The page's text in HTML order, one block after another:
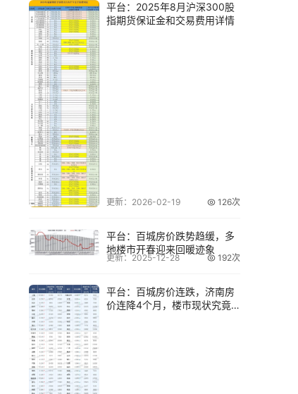
平台：2025年8月沪深300股
指期货保证金和交易费用详情
更新：2026-02-19 126次
平台：百城房价跌势趋缓，多
地楼市开春迎来回暖迹象
更新：2025-12-28 192次
平台：百城房价连跌，济南房
价连降4个月，楼市现状究竟